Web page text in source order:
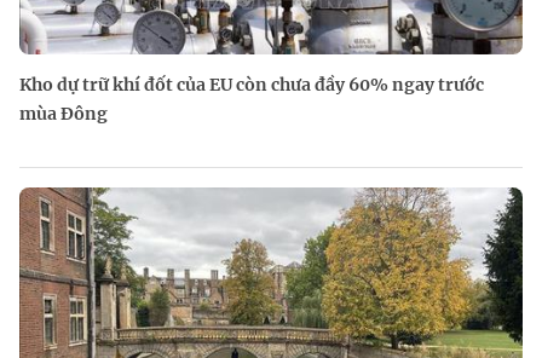
Kho dự trữ khí đốt của EU còn chưa đầy 60% ngay trước
mùa Đông